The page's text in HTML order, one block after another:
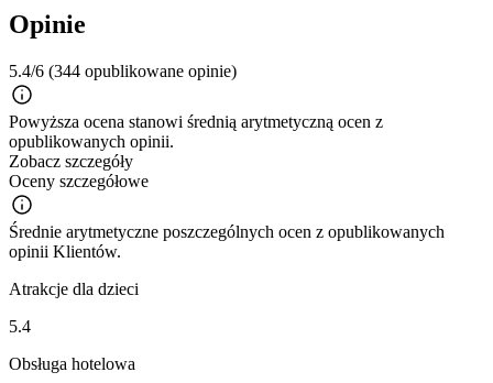
Opinie
5.4/6 (344 opublikowane opinie)
Powyższa ocena stanowi średnią arytmetyczną ocen z
opublikowanych opinii.
Zobacz szczegóły
Oceny szczegółowe
Średnie arytmetyczne poszczególnych ocen z opublikowanych
opinii Klientów.
Atrakcje dla dzieci
5.4
Obsługa hotelowa